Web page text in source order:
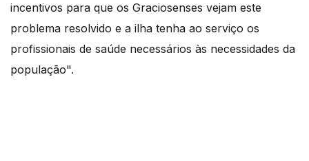
incentivos para que os Graciosenses vejam este
problema resolvido e a ilha tenha ao serviço os
profissionais de saúde necessários às necessidades da
população".